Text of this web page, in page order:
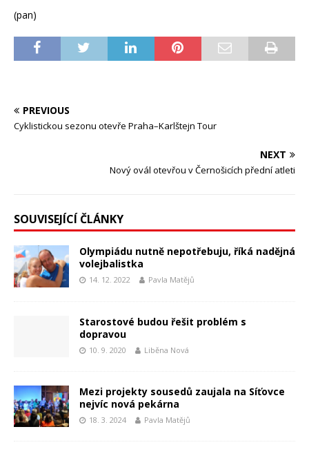
(pan)
PREVIOUS
Cyklistickou sezonu otevře Praha–Karlštejn Tour
NEXT
Nový ovál otevřou v Černošicích přední atleti
SOUVISEJÍCÍ ČLÁNKY
Olympiádu nutně nepotřebuju, říká nadějná
volejbalistka
14. 12. 2022 Pavla Matějů
Starostové budou řešit problém s
dopravou
10. 9. 2020 Liběna Nová
Mezi projekty sousedů zaujala na Síťovce
nejvíc nová pekárna
18. 3. 2024 Pavla Matějů